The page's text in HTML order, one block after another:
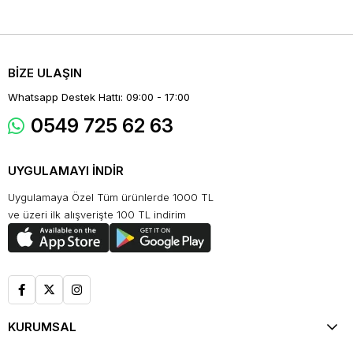
BİZE ULAŞIN
Whatsapp Destek Hattı: 09:00 - 17:00
0549 725 62 63
UYGULAMAYI İNDİR
Uygulamaya Özel Tüm ürünlerde 1000 TL
ve üzeri ilk alışverişte 100 TL indirim
KURUMSAL